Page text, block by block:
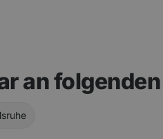
an folgenden